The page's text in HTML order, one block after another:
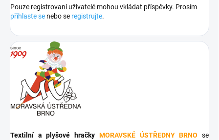
Pouze registrovaní uživatelé mohou vkládat příspěvky. Prosím
přihlaste se nebo se registrujte.
Textilní a plyšové hračky MORAVSKÉ ÚSTŘEDNY BRNO se